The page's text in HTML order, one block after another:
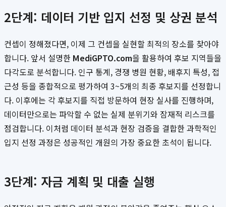
2단계: 데이터 기반 입지 선정 및 상권 분석
컨셉이 정해졌다면, 이제 그 컨셉을 실현할 최적의 장소를 찾아야
합니다. 앞서 설명한 MediGPTO.com을 활용하여 후보 지역들을
다각도로 분석합니다. 인구 통계, 경쟁 병원 현황, 배후지 특성, 접
근성 등을 종합적으로 평가하여 3~5개의 최종 후보지를 선정합니
다. 이후에는 각 후보지를 직접 방문하여 현장 실사를 진행하며,
데이터만으로는 파악할 수 없는 실제 분위기와 잠재적 리스크를
점검합니다. 이처럼 데이터 분석과 현장 검증을 결합한 과학적인
입지 선정 과정은 성공적인 개원의 가장 중요한 초석이 됩니다.
3단계: 자금 계획 및 대출 실행